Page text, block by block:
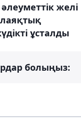
желі
ұсталды
болыңыз: